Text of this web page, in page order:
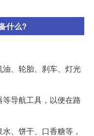
什么?
、轮胎、刹车、灯光
导航工具，以便在路
、饼干、口香糖等，